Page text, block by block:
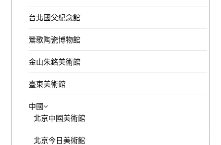
台北國父紀念館
鶯歌陶瓷博物館
金山朱銘美術館
臺東美術館
中國
北京中國美術館
北京今日美術館